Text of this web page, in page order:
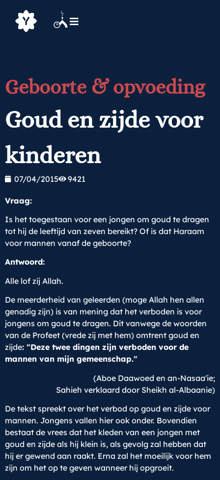
Geboorte & opvoeding
Goud en zijde voor
kinderen
07/04/2015 9421
Vraag:
Is het toegestaan voor een jongen om goud te dragen
tot hij de leeftijd van zeven bereikt? Of is dat Haraam
voor mannen vanaf de geboorte?
Antwoord:
Alle lof zij Allah.
De meerderheid van geleerden (moge Allah hen allen
genadig zijn) is van mening dat het verboden is voor
jongens om goud te dragen. Dit vanwege de woorden
van de Profeet (vrede zij met hem) omtrent goud en
zijde: "Deze twee dingen zijn verboden voor de
mannen van mijn gemeenschap."
(Aboe Daawoed en an-Nasaa'ie;
Sahieh verklaard door Sheikh al-Albaanie)
De tekst spreekt over het verbod op goud en zijde voor
mannen. Jongens vallen hier ook onder. Bovendien
bestaat de vrees dat het kleden van een jongen met
goud en zijde als hij klein is, als gevolg zal hebben dat
hij er gewend aan raakt. Erna zal het moeilijk voor hem
zijn om het op te geven wanneer hij opgroeit.